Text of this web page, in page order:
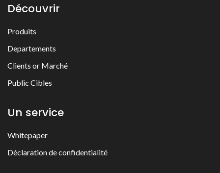
Découvrir
Produits
Departements
Clients or Marché
Public Cibles
Un service
Whitepaper
Déclaration de confidentialité